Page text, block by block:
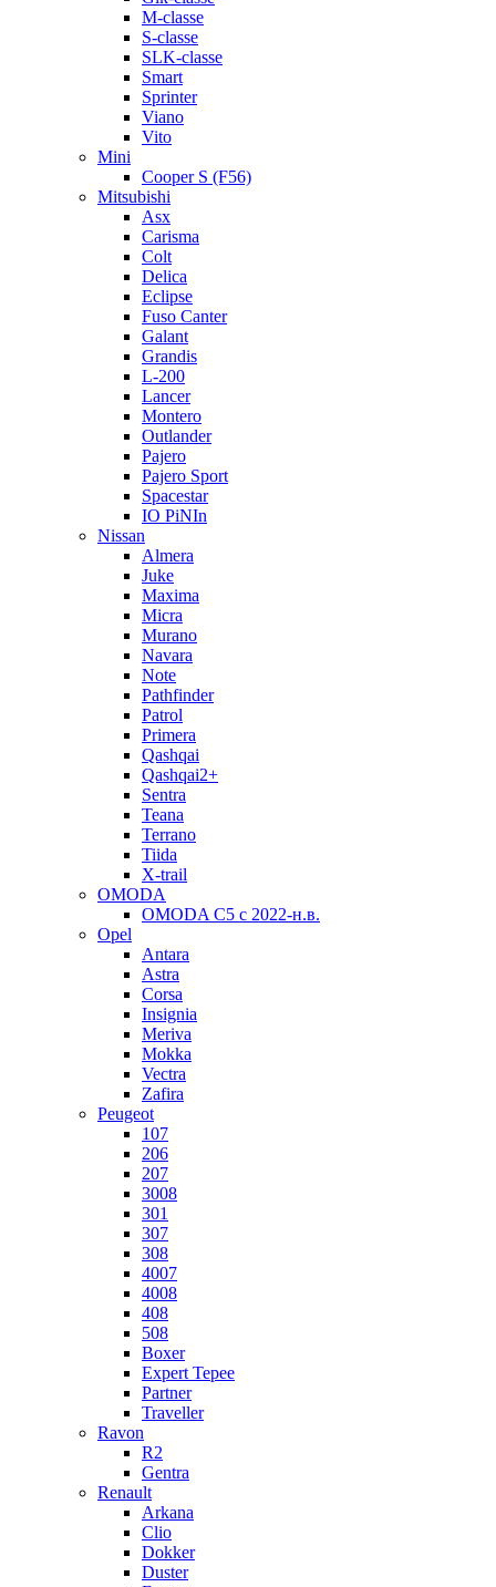
M-classe
S-classe
SLK-classe
Smart
Sprinter
Viano
Vito
Mini
Cooper S (F56)
Mitsubishi
Asx
Carisma
Colt
Delica
Eclipse
Fuso Canter
Galant
Grandis
L-200
Lancer
Montero
Outlander
Pajero
Pajero Sport
Spacestar
IO PiNIn
Nissan
Almera
Juke
Maxima
Micra
Murano
Navara
Note
Pathfinder
Patrol
Primera
Qashqai
Qashqai2+
Sentra
Teana
Terrano
Tiida
X-trail
OMODA
OMODA C5 c 2022-н.в.
Opel
Antara
Astra
Corsa
Insignia
Meriva
Mokka
Vectra
Zafira
Peugeot
107
206
207
3008
301
307
308
4007
4008
408
508
Boxer
Expert Tepee
Partner
Traveller
Ravon
R2
Gentra
Renault
Arkana
Clio
Dokker
Duster